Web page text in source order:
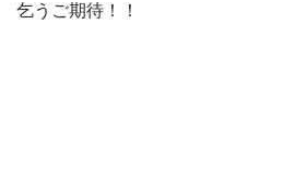
乞うご期待！！